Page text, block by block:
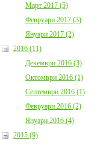
Март 2017 (5)
Февруари 2017 (3)
Януари 2017 (2)
2016 (11)
Декември 2016 (3)
Октомври 2016 (1)
Септември 2016 (1)
Февруари 2016 (2)
Януари 2016 (4)
2015 (9)